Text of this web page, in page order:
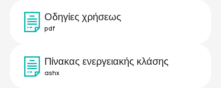
Οδηγίες χρήσεως
pdf
Πίνακας ενεργειακής κλάσης
ashx